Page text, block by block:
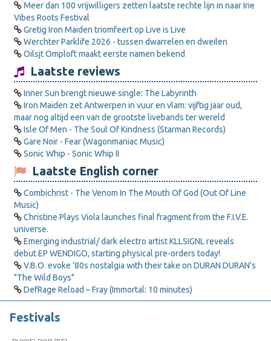
Meer dan 100 vrijwilligers zetten laatste rechte lijn in naar Irie
Vibes Roots Festival
Gretig Iron Maiden triomfeert op Live is Live
Werchter Parklife 2026 - tussen dwarrelen en dweilen
Oilsjt Omploft maakt eerste namen bekend
Laatste reviews
Inner Sun brengt nieuwe single: The Labyrinth
Iron Maiden zet Antwerpen in vuur en vlam: vijftig jaar oud,
maar nog altijd een van de grootste livebands ter wereld
Isle Of Men - The Soul Of Kindness (Starman Records)
Gare Noir - Fear (Wagonmaniac Music)
Sonic Whip - Sonic Whip II
Laatste English corner
Combichrist - The Venom In The Mouth Of God (Out Of Line
Music)
Christine Plays Viola launches final fragment from the F.I.V.E.
universe.
Emerging industrial/ dark electro artist KLLSIGNL reveals
debut EP WENDIGO, starting physical pre-orders today!
V.B.O. evoke '80s nostalgia with their take on DURAN DURAN's
"The Wild Boys"
DefRage Reload – Fray (Immortal: 10 minutes)
Festivals